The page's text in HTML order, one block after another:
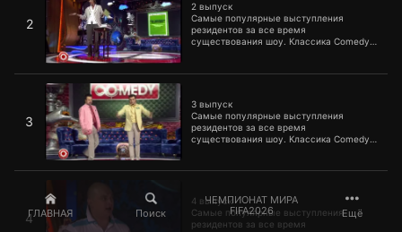
ГЛАВНАЯ Поиск
ЧЕМПИОНАТ МИРА
FIFA2026
Ещё
2
2 выпуск
Самые популярные выступления
резидентов за все время
существования шоу. Классика Comedy
3
3 выпуск
Самые популярные выступления
резидентов за все время
существования шоу. Классика Comedy
3 выпуск
4
4 выпуск
Самые популярные выступления
резидентов за все время